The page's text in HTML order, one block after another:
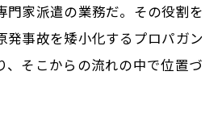
門家派遣の業務だ。その役割を
発事故を矮小化するプロパガン
、そこからの流れの中で位置づ